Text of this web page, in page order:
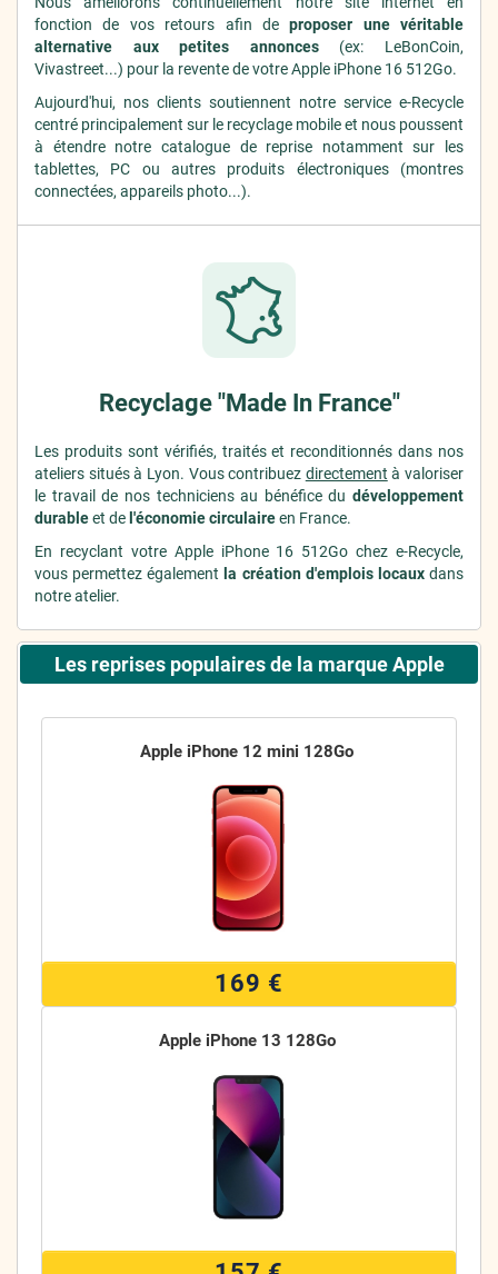
fonction de vos retours afin deproposer une véritable
alternative aux petites annonces(ex: LeBonCoin,
Vivastreet...) pour la revente de votre Apple iPhone 16 512Go.
Aujourd'hui, nos clients soutiennent notre service e-Recycle
centré principalement sur le recyclage mobile et nous poussent
à étendre notre catalogue de reprise notamment sur les
tablettes, PC ou autres produits électroniques (montres
connectées, appareils photo...).
Recyclage "Made In France"
Les produits sont vérifiés, traités et reconditionnés dans nos
ateliers situés à Lyon. Vous contribuez directement à valoriser
le travail de nos techniciens au bénéfice du développement
durableet de l'économie circulaireen France.
En recyclant votre Apple iPhone 16 512Go chez e-Recycle,
vous permettez également la création d'emplois locauxdans
notre atelier.
Les reprises populaires de la marque Apple
Apple iPhone 12 mini 128Go
169 €
Apple iPhone 13 128Go